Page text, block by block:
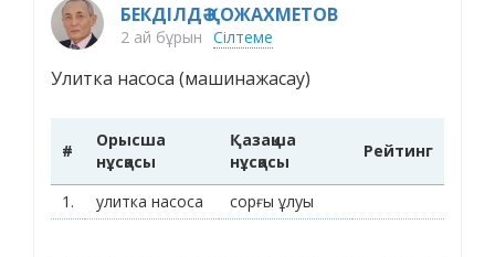
БЕКДІЛДӘ ҚОЖАХМЕТОВ
2 ай бұрын Сілтеме
Улитка насоса (машинажасау)
#
Орысша
нұсқасы
Қазақша
нұсқасы
Рейтинг
1. улитка насоса сорғы ұлуы